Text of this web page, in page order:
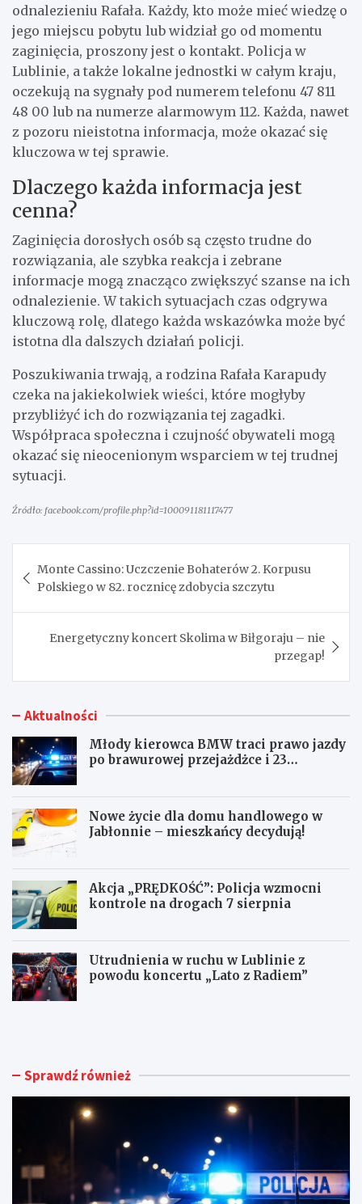
odnalezieniu Rafała. Każdy, kto może mieć wiedzę o
jego miejscu pobytu lub widział go od momentu
zaginięcia, proszony jest o kontakt. Policja w
Lublinie, a także lokalne jednostki w całym kraju,
oczekują na sygnały pod numerem telefonu 47 811
48 00 lub na numerze alarmowym 112. Każda, nawet
z pozoru nieistotna informacja, może okazać się
kluczowa w tej sprawie.
Dlaczego każda informacja jest
cenna?
Zaginięcia dorosłych osób są często trudne do
rozwiązania, ale szybka reakcja i zebrane
informacje mogą znacząco zwiększyć szanse na ich
odnalezienie. W takich sytuacjach czas odgrywa
kluczową rolę, dlatego każda wskazówka może być
istotna dla dalszych działań policji.
Poszukiwania trwają, a rodzina Rafała Karapudy
czeka na jakiekolwiek wieści, które mogłyby
przybliżyć ich do rozwiązania tej zagadki.
Współpraca społeczna i czujność obywateli mogą
okazać się nieocenionym wsparciem w tej trudnej
sytuacji.
Źródło: facebook.com/profile.php?id=100091181117477
wpisu
Monte Cassino: Uczczenie Bohaterów 2. Korpusu
Polskiego w 82. rocznicę zdobycia szczytu
Energetyczny koncert Skolima w Biłgoraju – nie
przegap!
Aktualności
Młody kierowca BMW traci prawo jazdy
po brawurowej przejażdżce i 23
Nowe życie dla domu handlowego w
Jabłonnie – mieszkańcy decydują!
Akcja „PRĘDKOŚĆ”: Policja wzmocni
kontrole na drogach 7 sierpnia
Utrudnienia w ruchu w Lublinie z
powodu koncertu „Lato z Radiem”
M
k
w
N
y Sprawdź również